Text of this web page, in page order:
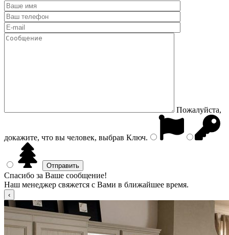
Пожалуйста,
докажите, что вы человек, выбрав Ключ.
Спасибо за Ваше сообщение!
Наш менеджер свяжется с Вами в ближайшее время.